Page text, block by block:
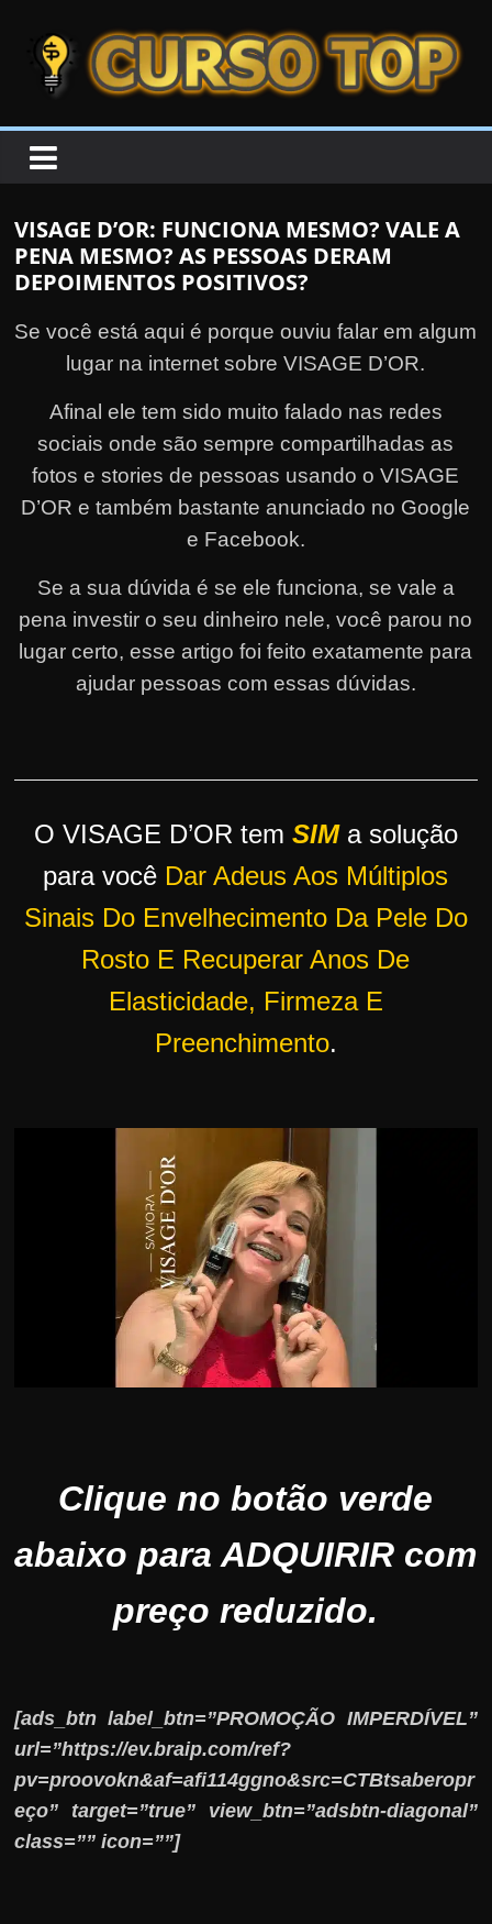
CURSOTOP
s
e
l
o
r
d
VISAGE D’OR: FUNCIONA MESMO? VALE A
PENA MESMO? AS PESSOAS DERAM
DEPOIMENTOS POSITIVOS?
Se você está aqui é porque ouviu falar em algum
lugar na internet sobre VISAGE D’OR.
Afinal ele tem sido muito falado nas redes
sociais onde são sempre compartilhadas as
fotos e stories de pessoas usando o VISAGE
D’OR e também bastante anunciado no Google
e Facebook.
Se a sua dúvida é se ele funciona, se vale a
pena investir o seu dinheiro nele, você parou no
lugar certo, esse artigo foi feito exatamente para
ajudar pessoas com essas dúvidas.
O VISAGE D’OR tem SIMa solução
para você Dar Adeus Aos Múltiplos
Sinais Do Envelhecimento Da Pele Do
Rosto E Recuperar Anos De
Elasticidade, Firmeza E
Preenchimento.
Clique no botão verde
abaixo para ADQUIRIR com
preço reduzido.
[ads_btn label_btn=”PROMOÇÃO IMPERDÍVEL”
url=”https://ev.braip.com/ref?
pv=proovokn&af=afi114ggno&src=CTBtsaberopr
eço” target=”true” view_btn=”adsbtn-diagonal”
class=”” icon=””]